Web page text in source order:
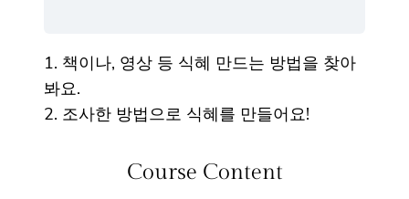
1. 책이나, 영상 등 식혜 만드는 방법을 찾아
봐요.
2. 조사한 방법으로 식혜를 만들어요!
Course Content